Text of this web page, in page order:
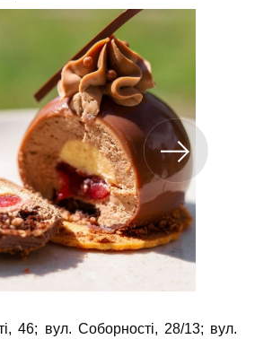
46; вул. Соборності, 28/13; вул.